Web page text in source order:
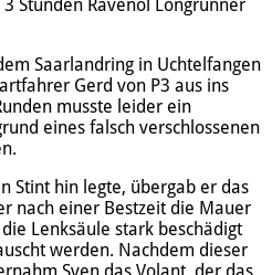
Stunden Ravenol Longrunner
Saarlandring in Uchtelfangen
Gerd von P3 aus ins
musste leider ein
eines falsch verschlossenen
Stint hin legte, übergab er das
nach einer Bestzeit die Mauer
Lenksäule stark beschädigt
werden. Nachdem dieser